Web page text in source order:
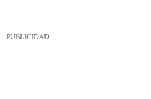
PUBLICIDAD